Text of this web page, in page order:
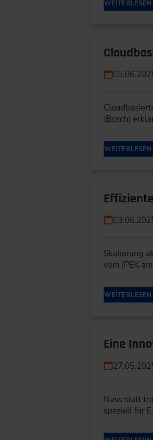
WEITERLESEN
(Bosch)
WEITERLESEN
Skalierung
vom IPEK
WEITERLESEN
Eine
Nass statt
speziell für